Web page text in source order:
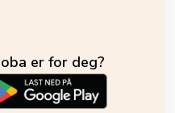
er for deg?